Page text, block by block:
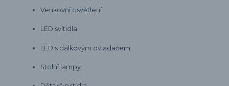
Venkovní osvětlení
LED svítidla
LED s dálkovým ovladačem
Stolní lampy